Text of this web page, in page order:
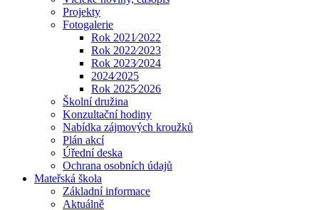
Projekty
Fotogalerie
Rok 2021⁄2022
Rok 2022⁄2023
Rok 2023⁄2024
2024⁄2025
Rok 2025⁄2026
Školní družina
Konzultační hodiny
Nabídka zájmových kroužků
Plán akcí
Úřední deska
Ochrana osobních údajů
Mateřská škola
Základní informace
Aktuálně